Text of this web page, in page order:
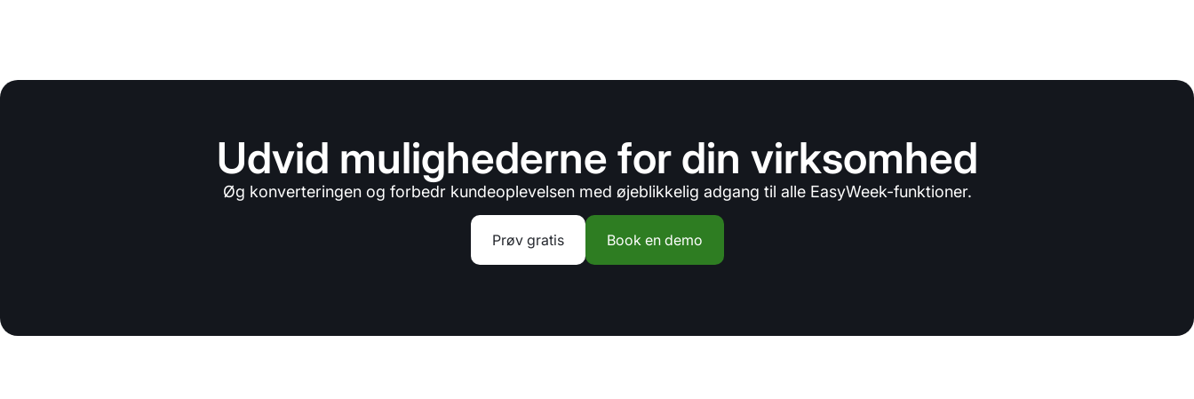
Udvid mulighederne for din virksomhed
Øg konverteringen og forbedr kundeoplevelsen med øjeblikkelig adgang til alle EasyWeek-funktioner.
Prøv gratis Book en demo